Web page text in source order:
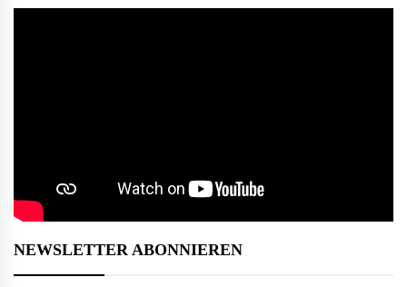
NEWSLETTER ABONNIEREN